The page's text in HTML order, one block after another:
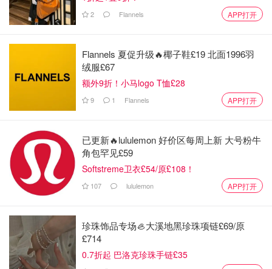
2 Flannels APP打开
Flannels 夏促升级🔥椰子鞋£19 北面1996羽
绒服£67
额外9折！小马logo T恤£28
9 1 Flannels APP打开
已更新🔥lululemon 好价区每周上新 大号粉牛
角包罕见£59
Softstreme卫衣£54/原£108！
107 lululemon APP打开
珍珠饰品专场🦪大溪地黑珍珠项链£69/原
£714
0.7折起 巴洛克珍珠手链£35